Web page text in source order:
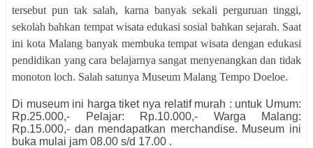
tersebut pun tak salah, karna banyak sekali perguruan tinggi,
sekolah bahkan tempat wisata edukasi sosial bahkan sejarah. Saat
ini kota Malang banyak membuka tempat wisata dengan edukasi
pendidikan yang cara belajarnya sangat menyenangkan dan tidak
monoton loch. Salah satunya Museum Malang Tempo Doeloe.
Di museum ini harga tiket nya relatif murah : untuk Umum:
Rp.25.000,- Pelajar: Rp.10.000,- Warga Malang:
Rp.15.000,- dan mendapatkan merchandise. Museum ini
buka mulai jam 08.00 s/d 17.00 .